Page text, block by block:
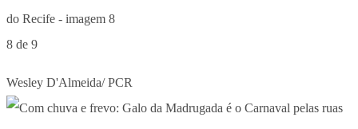
8 de 9
Wesley D'Almeida/ PCR